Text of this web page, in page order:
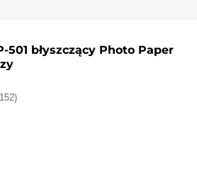
501 błyszczący Photo Paper